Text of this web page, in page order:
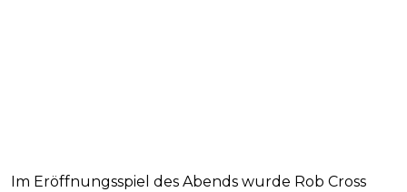
Im Eröffnungsspiel des Abends wurde Rob Cross